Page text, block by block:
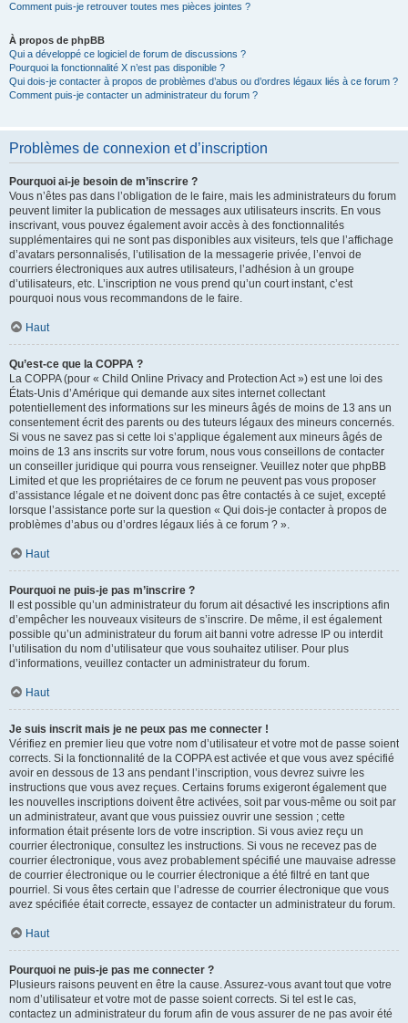
Comment puis-je retrouver toutes mes pièces jointes ?
À propos de phpBB
Qui a développé ce logiciel de forum de discussions ?
Pourquoi la fonctionnalité X n’est pas disponible ?
Qui dois-je contacter à propos de problèmes d’abus ou d’ordres légaux liés à ce forum ?
Comment puis-je contacter un administrateur du forum ?
Problèmes de connexion et d’inscription
Pourquoi ai-je besoin de m’inscrire ?
Vous n’êtes pas dans l’obligation de le faire, mais les administrateurs du forum
peuvent limiter la publication de messages aux utilisateurs inscrits. En vous
inscrivant, vous pouvez également avoir accès à des fonctionnalités
supplémentaires qui ne sont pas disponibles aux visiteurs, tels que l’affichage
d’avatars personnalisés, l’utilisation de la messagerie privée, l’envoi de
courriers électroniques aux autres utilisateurs, l’adhésion à un groupe
d’utilisateurs, etc. L’inscription ne vous prend qu’un court instant, c’est
pourquoi nous vous recommandons de le faire.
Haut
Qu’est-ce que la COPPA ?
La COPPA (pour « Child Online Privacy and Protection Act ») est une loi des
États-Unis d’Amérique qui demande aux sites internet collectant
potentiellement des informations sur les mineurs âgés de moins de 13 ans un
consentement écrit des parents ou des tuteurs légaux des mineurs concernés.
Si vous ne savez pas si cette loi s’applique également aux mineurs âgés de
moins de 13 ans inscrits sur votre forum, nous vous conseillons de contacter
un conseiller juridique qui pourra vous renseigner. Veuillez noter que phpBB
Limited et que les propriétaires de ce forum ne peuvent pas vous proposer
d’assistance légale et ne doivent donc pas être contactés à ce sujet, excepté
lorsque l’assistance porte sur la question « Qui dois-je contacter à propos de
problèmes d’abus ou d’ordres légaux liés à ce forum ? ».
Haut
Pourquoi ne puis-je pas m’inscrire ?
Il est possible qu’un administrateur du forum ait désactivé les inscriptions afin
d’empêcher les nouveaux visiteurs de s’inscrire. De même, il est également
possible qu’un administrateur du forum ait banni votre adresse IP ou interdit
l’utilisation du nom d’utilisateur que vous souhaitez utiliser. Pour plus
d’informations, veuillez contacter un administrateur du forum.
Haut
Je suis inscrit mais je ne peux pas me connecter !
Vérifiez en premier lieu que votre nom d’utilisateur et votre mot de passe soient
corrects. Si la fonctionnalité de la COPPA est activée et que vous avez spécifié
avoir en dessous de 13 ans pendant l’inscription, vous devrez suivre les
instructions que vous avez reçues. Certains forums exigeront également que
les nouvelles inscriptions doivent être activées, soit par vous-même ou soit par
un administrateur, avant que vous puissiez ouvrir une session ; cette
information était présente lors de votre inscription. Si vous aviez reçu un
courrier électronique, consultez les instructions. Si vous ne recevez pas de
courrier électronique, vous avez probablement spécifié une mauvaise adresse
de courrier électronique ou le courrier électronique a été filtré en tant que
pourriel. Si vous êtes certain que l’adresse de courrier électronique que vous
avez spécifiée était correcte, essayez de contacter un administrateur du forum.
Haut
Pourquoi ne puis-je pas me connecter ?
Plusieurs raisons peuvent en être la cause. Assurez-vous avant tout que votre
nom d’utilisateur et votre mot de passe soient corrects. Si tel est le cas,
contactez un administrateur du forum afin de vous assurer de ne pas avoir été